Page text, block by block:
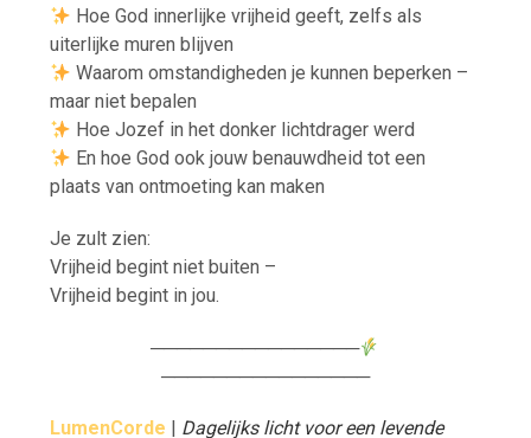
Hoe God innerlijke vrijheid geeft, zelfs als
uiterlijke muren blijven
Waarom omstandigheden je kunnen beperken –
maar niet bepalen
Hoe Jozef in het donker lichtdrager werd
En hoe God ook jouw benauwdheid tot een
plaats van ontmoeting kan maken
Je zult zien:
Vrijheid begint niet buiten –
Vrijheid begint in jou.
────────────────
────────────────
LumenCorde | Dagelijks licht voor een levende